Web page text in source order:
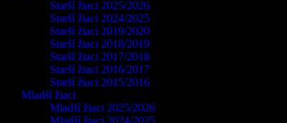
Starší žiaci 2025/2026
Starší žiaci 2024/2025
Starší žiaci 2019/2020
Starší žiaci 2018/2019
Starší žiaci 2017/2018
Starší žiaci 2016/2017
Starší žiaci 2015/2016
Mladší žiaci
Mladší žiaci 2025/2026
Mladší žiaci 2024/2025